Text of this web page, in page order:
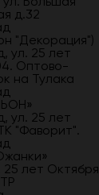
д.32
"Декорация")
ул. 25 лет
Оптово-
на Тулака
ул. 25 лет
"Фаворит".
25 лет Октября